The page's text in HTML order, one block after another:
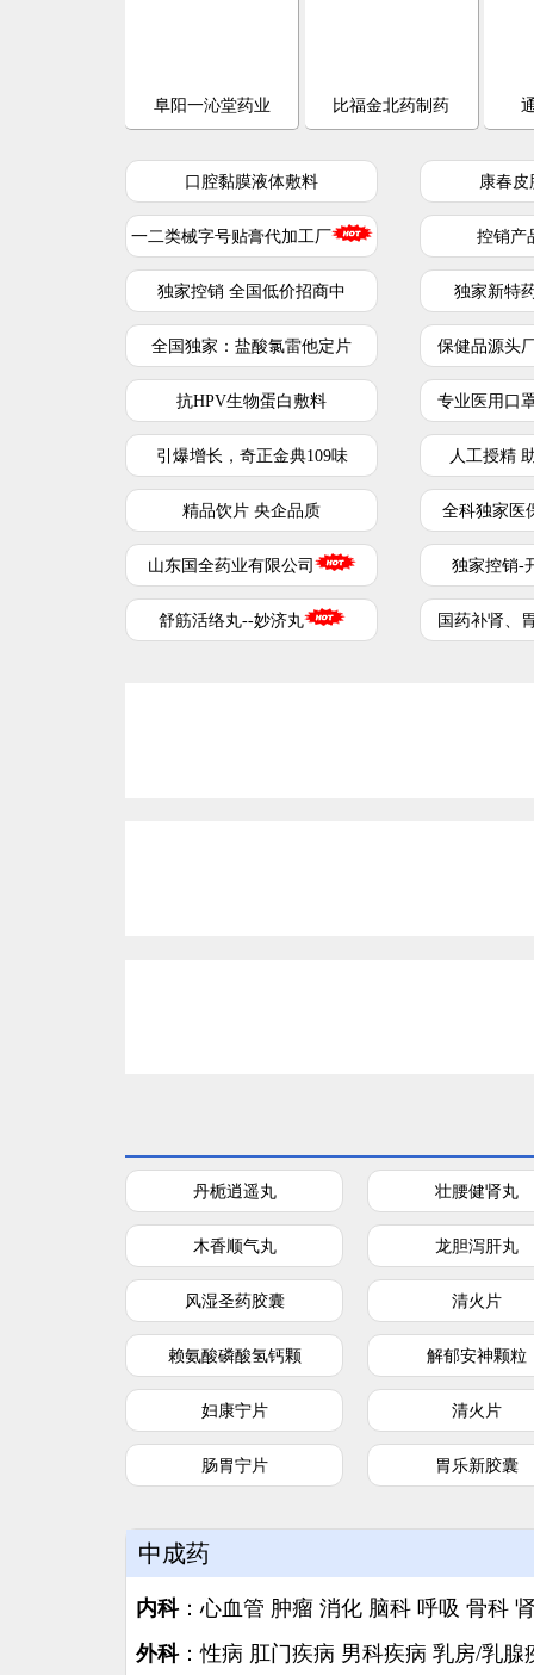
阜阳一沁堂药业 比福金北药制药
口腔黏膜液体敷料 康春皮
一二类械字号贴膏代加工厂 控销产
独家控销 全国低价招商中 独家新特
全国独家：盐酸氯雷他定片 保健品源头
抗HPV生物蛋白敷料 专业医用口
引爆增长，奇正金典109味 人工授精
精品饮片 央企品质 全科独家医
山东国全药业有限公司 独家控销-
舒筋活络丸--妙济丸 国药补肾、
丹栀逍遥丸 壮腰健肾丸
木香顺气丸 龙胆泻肝丸
风湿圣药胶囊 清火片
赖氨酸磷酸氢钙颗 解郁安神颗粒
妇康宁片 清火片
肠胃宁片 胃乐新胶囊
中成药
内科：心血管 肿瘤 消化 脑科 呼吸 骨科
外科：性病 肛门疾病 男科疾病 乳房/乳腺